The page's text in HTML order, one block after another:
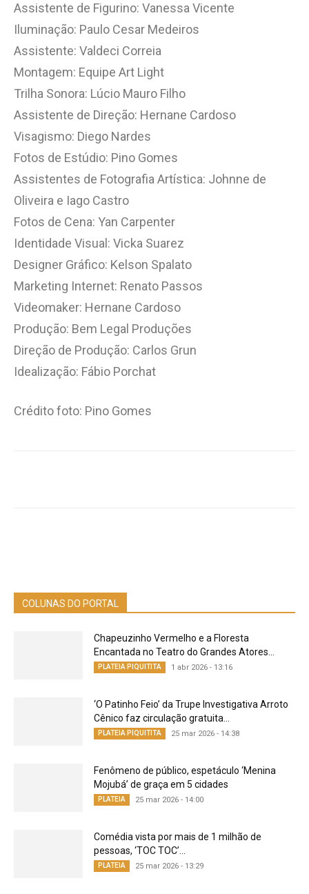
Assistente de Figurino: Vanessa Vicente
Iluminação: Paulo Cesar Medeiros
Assistente: Valdeci Correia
Montagem: Equipe Art Light
Trilha Sonora: Lúcio Mauro Filho
Assistente de Direção: Hernane Cardoso
Visagismo: Diego Nardes
Fotos de Estúdio: Pino Gomes
Assistentes de Fotografia Artística: Johnne de
Oliveira e Iago Castro
Fotos de Cena: Yan Carpenter
Identidade Visual: Vicka Suarez
Designer Gráfico: Kelson Spalato
Marketing Internet: Renato Passos
Videomaker: Hernane Cardoso
Produção: Bem Legal Produções
Direção de Produção: Carlos Grun
Idealização: Fábio Porchat
Crédito foto: Pino Gomes
COLUNAS DO PORTAL
Chapeuzinho Vermelho e a Floresta
Encantada no Teatro do Grandes Atores...
PLATEIA PIQUITITA 1 abr 2026 - 13:16
‘O Patinho Feio’ da Trupe Investigativa Arroto
Cênico faz circulação gratuita...
PLATEIA PIQUITITA 25 mar 2026 - 14:38
Fenômeno de público, espetáculo ‘Menina
Mojubá’ de graça em 5 cidades
PLATEIA 25 mar 2026 - 14:00
Comédia vista por mais de 1 milhão de
pessoas, ‘TOC TOC’...
PLATEIA 25 mar 2026 - 13:29